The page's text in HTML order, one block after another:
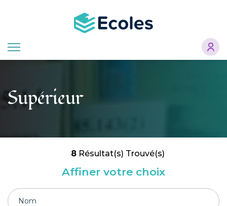
principal
Supérieur
8Résultat(s) Trouvé(s)
Affiner votre choix